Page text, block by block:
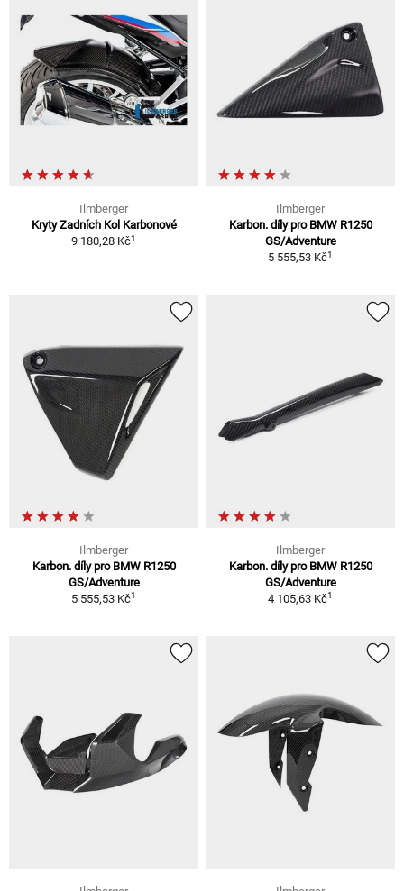
Ilmberger
Kryty Zadních Kol Karbonové
9 180,28 Kč1
Ilmberger
Karbon. díly pro BMW R1250
GS/Adventure
5 555,53 Kč1
Ilmberger
Karbon. díly pro BMW R1250
GS/Adventure
5 555,53 Kč1
Ilmberger
Karbon. díly pro BMW R1250
GS/Adventure
4 105,63 Kč1